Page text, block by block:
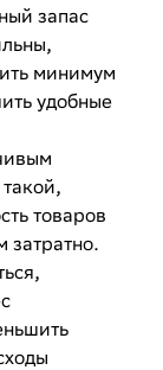
запас
минимум
удобные
товаров
затратно.